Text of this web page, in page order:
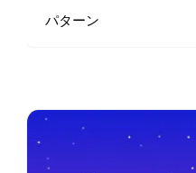
パターン